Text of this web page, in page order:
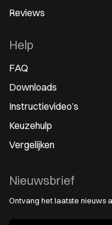
Reviews
Help
FAQ
Downloads
Instructievideo’s
Keuzehulp
Vergelijken
Nieuwsbrief
Ontvang het laatste nieuws